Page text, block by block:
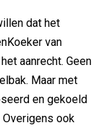
dat het
van
aanrecht. Geen
Maar met
en gekoeld
Overigens ook